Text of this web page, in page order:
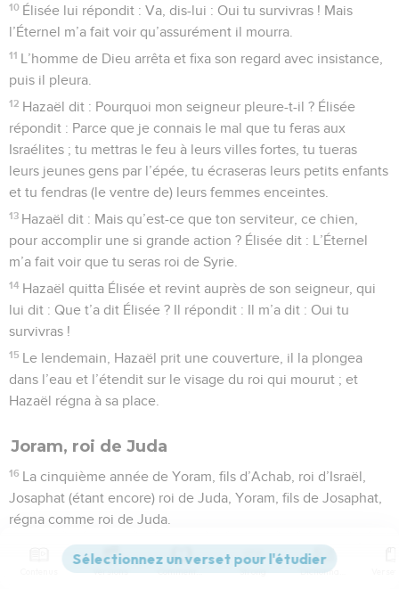
10 Élisée lui répondit : Va, dis-lui : Oui tu survivras ! Mais
l’Éternel m’a fait voir qu’assurément il mourra.
11 L’homme de Dieu arrêta et fixa son regard avec insistance,
puis il pleura.
12 Hazaël dit : Pourquoi mon seigneur pleure-t-il ? Élisée
répondit : Parce que je connais le mal que tu feras aux
Israélites ; tu mettras le feu à leurs villes fortes, tu tueras
leurs jeunes gens par l’épée, tu écraseras leurs petits enfants
et tu fendras (le ventre de) leurs femmes enceintes.
13 Hazaël dit : Mais qu’est-ce que ton serviteur, ce chien,
pour accomplir une si grande action ? Élisée dit : L’Éternel
m’a fait voir que tu seras roi de Syrie.
14 Hazaël quitta Élisée et revint auprès de son seigneur, qui
lui dit : Que t’a dit Élisée ? Il répondit : Il m’a dit : Oui tu
survivras !
15 Le lendemain, Hazaël prit une couverture, il la plongea
dans l’eau et l’étendit sur le visage du roi qui mourut ; et
Hazaël régna à sa place.
Joram, roi de Juda
16 La cinquième année de Yoram, fils d’Achab, roi d’Israël,
Josaphat (étant encore) roi de Juda, Yoram, fils de Josaphat,
régna comme roi de Juda.
Il avait trente-deux ans lorsqu’il devint roi et régna huit ans
à Jérusalem. Versions Commentaires Strong